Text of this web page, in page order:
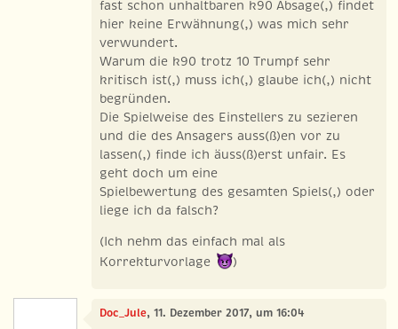
fast schon unhaltbaren k90 Absage(,) findet
hier keine Erwähnung(,) was mich sehr
verwundert.
Warum die k90 trotz 10 Trumpf sehr
kritisch ist(,) muss ich(,) glaube ich(,) nicht
begründen.
Die Spielweise des Einstellers zu sezieren
und die des Ansagers auss(ß)en vor zu
lassen(,) finde ich äuss(ß)erst unfair. Es
geht doch um eine
Spielbewertung des gesamten Spiels(,) oder
liege ich da falsch?
(Ich nehm das einfach mal als
Korrekturvorlage
)
Doc_Jule, 11. Dezember 2017, um 16:04